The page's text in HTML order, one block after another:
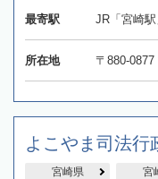
最寄駅 JR「宮崎
所在地 〒880-
よこやま司法行
宮崎県 宮